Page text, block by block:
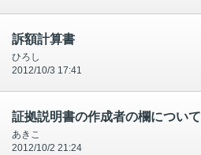
訴額計算書
ひろし
2012/10/3 17:41
証拠説明書の作成者の欄について
あきこ
2012/10/2 21:24